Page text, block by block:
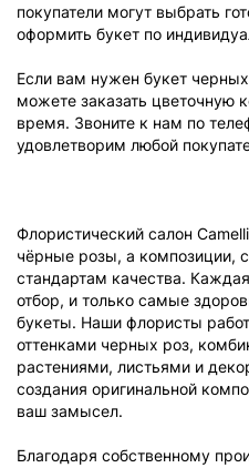
покупатели могут выбрать
оформить букет по
Если вам нужен букет
можете заказать цветочную
время. Звоните к нам по
удовлетворим любой
Флористический салон
чёрные розы, а композиции,
стандартам качества.
отбор, и только самые
букеты. Наши флористы
оттенками черных роз,
растениями, листьями и
создания оригинальной
ваш замысел.
Благодаря собственному